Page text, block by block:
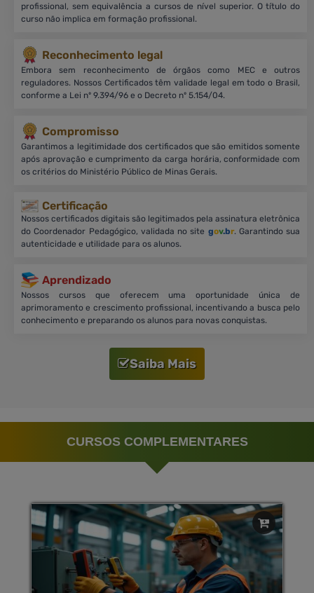
profissional, sem equivalência a cursos de nível superior. O título do
curso não implica em formação profissional.
Reconhecimento legal
Embora sem reconhecimento de órgãos como MEC e outros
reguladores. Nossos Certificados têm validade legal em todo o Brasil,
conforme a Lei nº 9.394/96 e o Decreto nº 5.154/04.
Compromisso
Garantimos a legitimidade dos certificados que são emitidos somente
após aprovação e cumprimento da carga horária, conformidade com
os critérios do Ministério Público de Minas Gerais.
Certificação
Nossos certificados digitais são legitimados pela assinatura eletrônica
do Coordenador Pedagógico, validada no site gov.br. Garantindo sua
autenticidade e utilidade para os alunos.
Aprendizado
Nossos cursos que oferecem uma oportunidade única de
aprimoramento e crescimento profissional, incentivando a busca pelo
conhecimento e preparando os alunos para novas conquistas.
Saiba Mais
CURSOS COMPLEMENTARES